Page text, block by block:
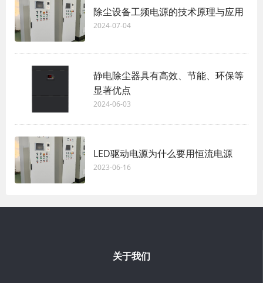
除尘设备工频电源的技术原理与应用
2024-07-04
静电除尘器具有高效、节能、环保等
显著优点
2024-06-03
LED驱动电源为什么要用恒流电源
2023-06-16
关于我们